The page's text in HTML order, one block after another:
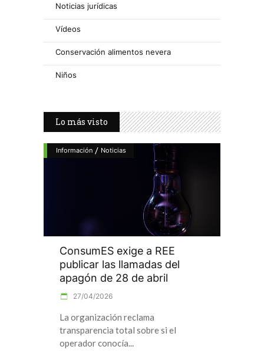
Noticias jurídicas
Vídeos
Conservación alimentos nevera
Niños
Lo más visto
Información / Noticias
ConsumES exige a REE
publicar las llamadas del
apagón de 28 de abril
27/04/2026
La organización reclama
transparencia total sobre si el
operador conocía